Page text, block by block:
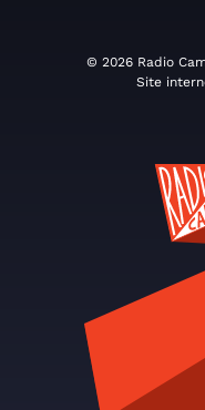
© 2026 Radio
Site